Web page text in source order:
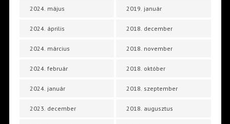
2024. május
2024. április
2024. március
2024. február
2024. január
2023. december
2019. január
2018. december
2018. november
2018. október
2018. szeptember
2018. augusztus